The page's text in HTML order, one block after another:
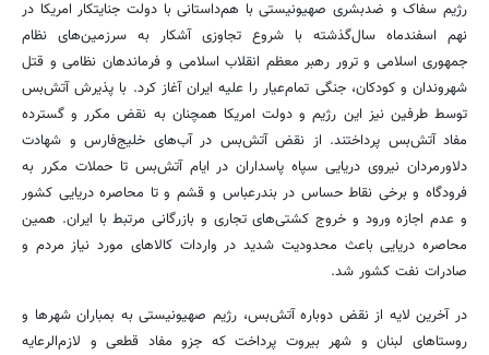
رژیم سفاک و ضدبشری صهیونیستی با هم‌داستانی با دولت جنایتکار امریکا در
نهم اسفندماه سال‌گذشته با شروع تجاوزی آشکار به سرزمین‌های نظام
جمهوری اسلامی و ترور رهبر معظم انقلاب اسلامی و فرماندهان نظامی و قتل
شهروندان و کودکان، جنگی تمام‌عیار را علیه ایران آغاز کرد. با پذیرش آتش‌بس
توسط طرفین نیز این رژیم و دولت امریکا همچنان به نقض مکرر و گسترده
مفاد آتش‌بس پرداختند. از نقض آتش‌بس در آب‌های خلیج‌فارس و شهادت
دلاورمردان نیروی دریایی سپاه پاسداران در ایام آتش‌بس تا حملات مکرر به
فرودگاه و برخی نقاط حساس در بندرعباس و قشم و تا محاصره دریایی کشور
و عدم اجازه ورود و خروج کشتی‌های تجاری و بازرگانی مرتبط با ایران. همین
محاصره دریایی باعث محدودیت شدید در واردات کالاهای مورد نیاز مردم و
صادرات نفت کشور شد.
در آخرین لایه از نقض دوباره آتش‌بس، رژیم صهیونیستی به بمباران شهرها و
روستاهای لبنان و شهر بیروت پرداخت که جزو مفاد قطعی و لازم‌الرعایه